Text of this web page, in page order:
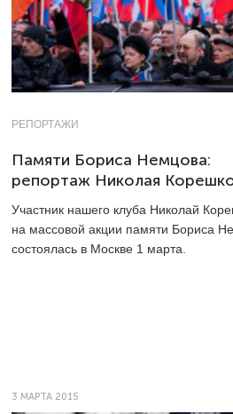
РЕПОРТАЖИ
Памяти Бориса Немцова:
репортаж Николая
Участник нашего клуба Николай
на массовой акции памяти Бориса
состоялась в Москве 1 марта.
3 МАРТА 2015